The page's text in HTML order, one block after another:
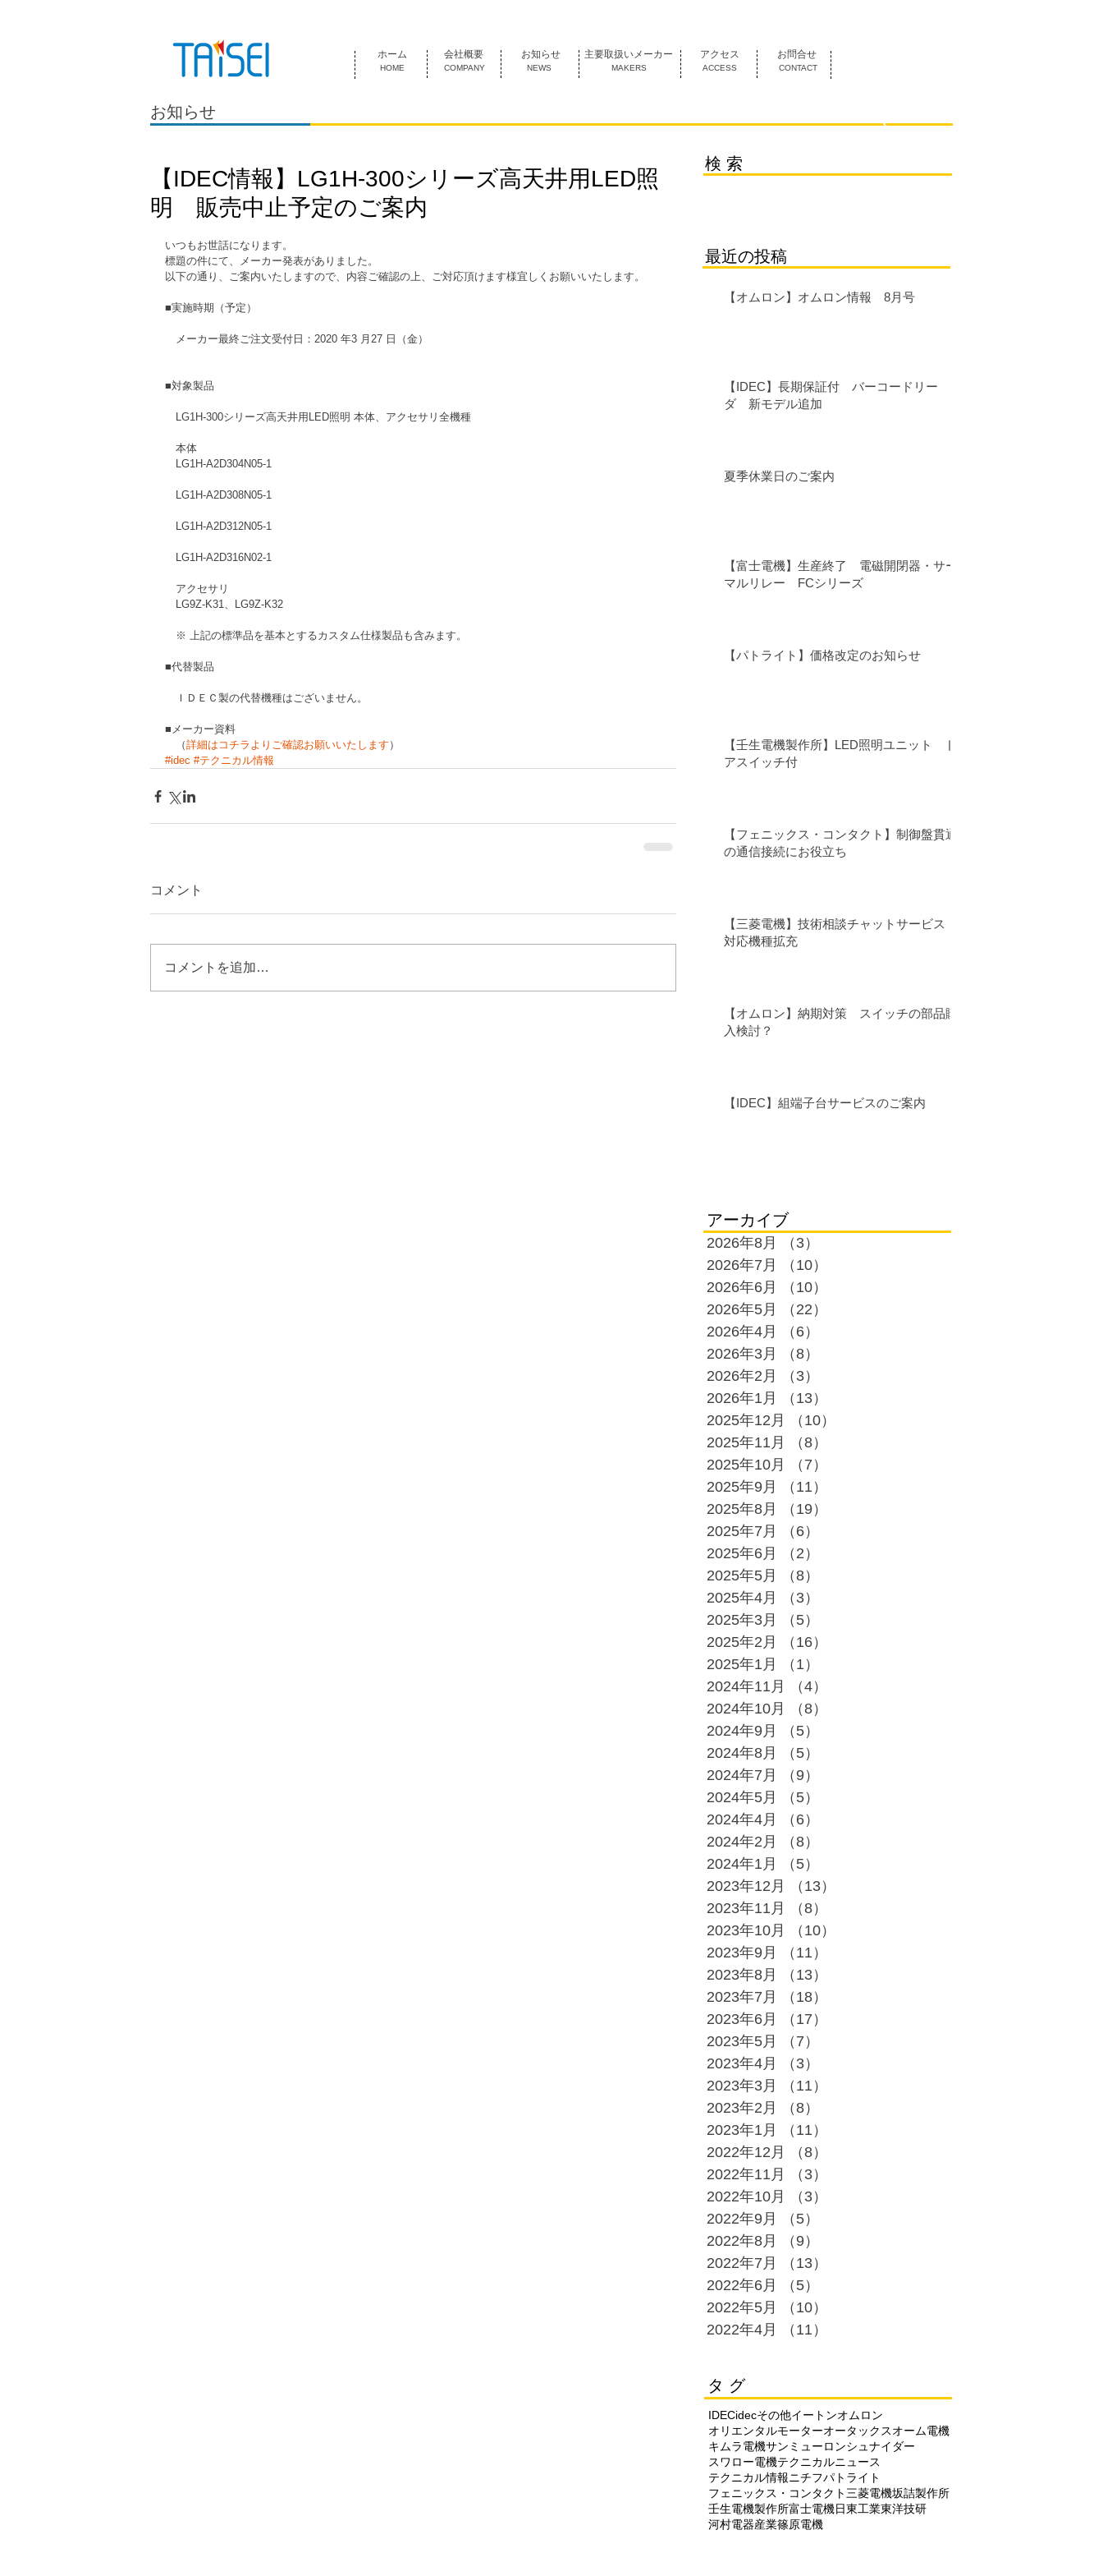
HOME COMPANY NEWS MAKERS ACCESS CONTACT
ホーム 会社概要 お知らせ 主要取扱いメーカー アクセス お問合せ
お知らせ
【IDEC情報】LG1H-300シリーズ高天井用LED照
明 販売中止予定のご案内
いつもお世話になります。
標題の件にて、メーカー発表がありました。
以下の通り、ご案内いたしますので、内容ご確認の上、ご対応頂けます様宜しくお願いいたします。
■実施時期（予定）
メーカー最終ご注文受付日：2020 年3 月27 日（金）
■対象製品
LG1H-300シリーズ高天井用LED照明 本体、アクセサリ全機種
本体
LG1H-A2D304N05-1
LG1H-A2D308N05-1
LG1H-A2D312N05-1
LG1H-A2D316N02-1
アクセサリ
LG9Z-K31、LG9Z-K32
※ 上記の標準品を基本とするカスタム仕様製品も含みます。
■代替製品
ＩＤＥＣ製の代替機種はございません。
■メーカー資料
（詳細はコチラよりご確認お願いいたします ）
#idec #テクニカル情報
コメント
コメントを追加…
検 索
最近の投稿
【オムロン】オムロン情報 8月号
【IDEC】長期保証付 バーコードリー
ダ 新モデル追加
夏季休業日のご案内
【富士電機】生産終了 電磁開閉器・サー
マルリレー FCシリーズ
【パトライト】価格改定のお知らせ
【壬生電機製作所】LED照明ユニット ド
アスイッチ付
【フェニックス・コンタクト】制御盤貫通
の通信接続にお役立ち
【三菱電機】技術相談チャットサービス
対応機種拡充
【オムロン】納期対策 スイッチの部品購
入検討？
【IDEC】組端子台サービスのご案内
アーカイブ
2026年8月 （3）
2026年7月
（10）
2026年6月
（10）
2026年5月
（22）
2026年4月
（6）
2026年3月
（8）
2026年2月
（3）
2026年1月
（13）
2025年12月
（10）
2025年11月
（8）
2025年10月
（7）
2025年9月
（11）
2025年8月
（19）
2025年7月
（6）
2025年6月
（2）
2025年5月
（8）
2025年4月
（3）
2025年3月
（5）
2025年2月
（16）
2025年1月
（1）
2024年11月
（4）
2024年10月
（8）
2024年9月
（5）
2024年8月
（5）
2024年7月
（9）
2024年5月
（5）
2024年4月
（6）
2024年2月
（8）
2024年1月
（5）
2023年12月
（13）
2023年11月
（8）
2023年10月
（10）
2023年9月
（11）
2023年8月
（13）
2023年7月
（18）
2023年6月
（17）
2023年5月
（7）
2023年4月
（3）
2023年3月
（11）
2023年2月
（8）
2023年1月
（11）
2022年12月
（8）
2022年11月
（3）
2022年10月
（3）
2022年9月
（5）
2022年8月
（9）
2022年7月
（13）
2022年6月
（5）
2022年5月
（10）
2022年4月
（11）
タ グ
IDECidecその他イートンオムロン
オリエンタルモーターオータックスオーム電機
キムラ電機サンミューロンシュナイダー
スワロー電機テクニカルニュース
テクニカル情報ニチフパトライト
フェニックス・コンタクト 三菱電機坂詰製作所
壬生電機製作所富士電機日東工業東洋技研
河村電器産業篠原電機